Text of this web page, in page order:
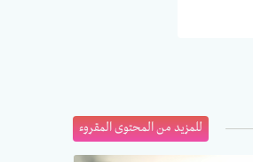
للمزيد من المحتوى المقروء